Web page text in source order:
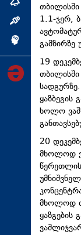
ინტერვიუ
ინქვიზიცია
1.1-ჯერ,
გამზირზე
19
ხოლო
20
მხოლოდ
წერეთლის
მხოლოდ